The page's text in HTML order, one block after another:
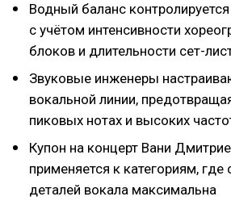
Водный баланс
с учётом интенсивности
блоков и длительности сет-
Звуковые инженеры
вокальной линии,
пиковых нотах и высоких
Купон на концерт Вани
применяется к категориям,
деталей вокала максимальна